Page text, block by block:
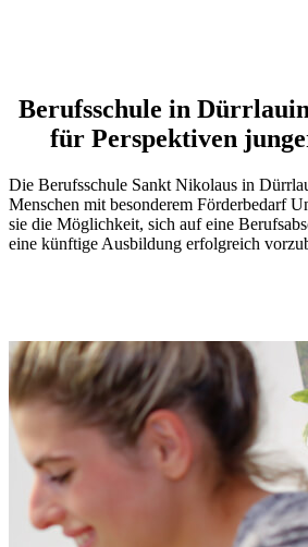
Berufsschule in
für Perspektiven
Die Berufsschule Sankt Nikolaus in
Menschen mit besonderem Förderbedarf
sie die Möglichkeit, sich auf eine
eine künftige Ausbildung erfolgreich